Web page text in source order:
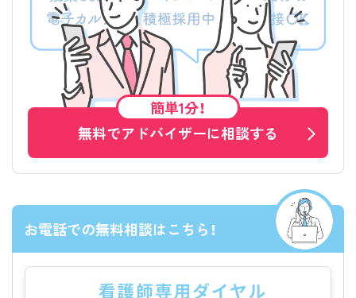
簡単1分！
無料でアドバイザーに相談する
お電話での無料相談はこちら！